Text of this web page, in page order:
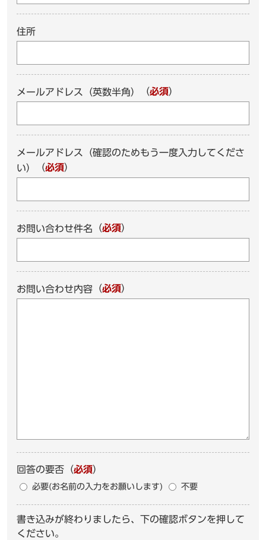
住所
メールアドレス（英数半角） （必須）
メールアドレス（確認のためもう一度入力してくださ
い）
（必須）
お問い合わせ件名 （必須）
お問い合わせ内容 （必須）
回答の要否 （必須）
必要(お名前の入力をお願いします) 不要
書き込みが終わりましたら、下の確認ボタンを押して
ください。